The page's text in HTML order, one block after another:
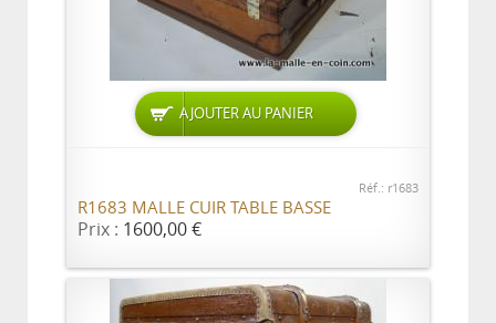
AJOUTER AU PANIER
Réf.: r1683
R1683 MALLE CUIR TABLE BASSE
Prix : 1600,00 €